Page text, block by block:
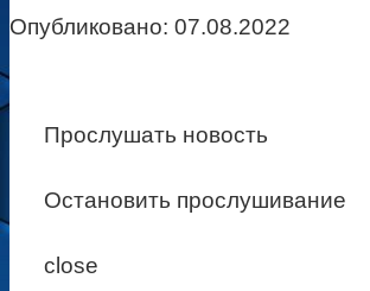
Опубликовано: 07.08.2022
Прослушать новость
Остановить прослушивание
close